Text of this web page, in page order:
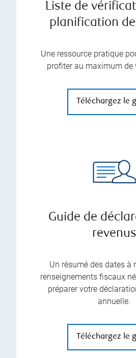
Liste de
planification
Une ressource pratique
profiter au maximum de
Téléchargez le
Guide de
revenus
Un résumé des dates à
renseignements fiscaux
préparer votre
annuelle.
Téléchargez le